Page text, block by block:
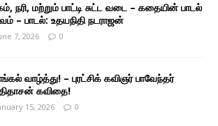
நரி, மற்றும் பாட்டி சுட்ட வடை – கதையின் பாடல்
– பாடல்: உதயநிதி நடராஜன்
7, 2026 0
வாழ்த்து! – புரட்சிக் கவிஞர் பாவேந்தர்
கவிதை!
15, 2026 0